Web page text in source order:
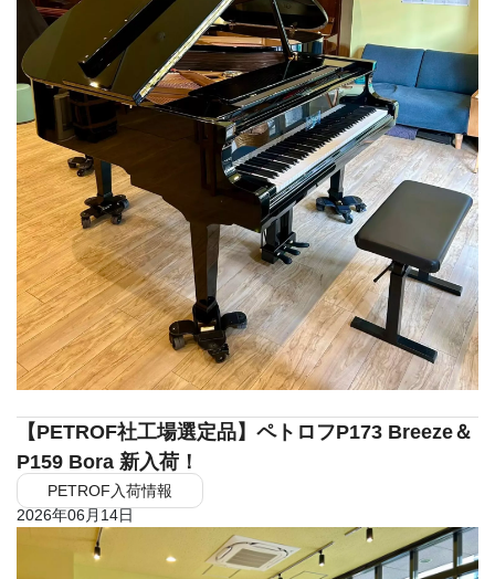
【PETROF社工場選定品】ペトロフP173 Breeze＆
P159 Bora 新入荷！
PETROF入荷情報
2026年06月14日